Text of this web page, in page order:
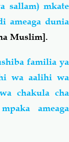
sallam) mkate
ameaga dunia
Muslim].
familia ya
wa aalihi wa
chakula cha
ameaga